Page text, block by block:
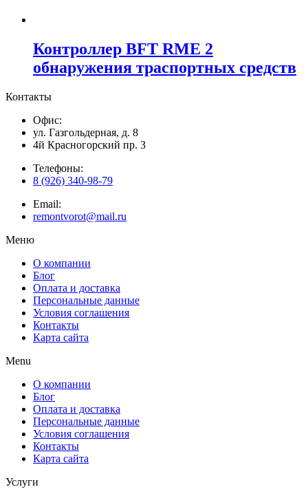
Контроллер BFT RME 2
обнаружения траспортных средств
Контакты
Офис:
ул. Газгольдерная, д. 8
4й Красногорский пр. 3
Телефоны:
8 (926) 340-98-79
Email:
remontvorot@mail.ru
Меню
О компании
Блог
Оплата и доставка
Персональные данные
Условия соглашения
Контакты
Карта сайта
Menu
О компании
Блог
Оплата и доставка
Персональные данные
Условия соглашения
Контакты
Карта сайта
Услуги